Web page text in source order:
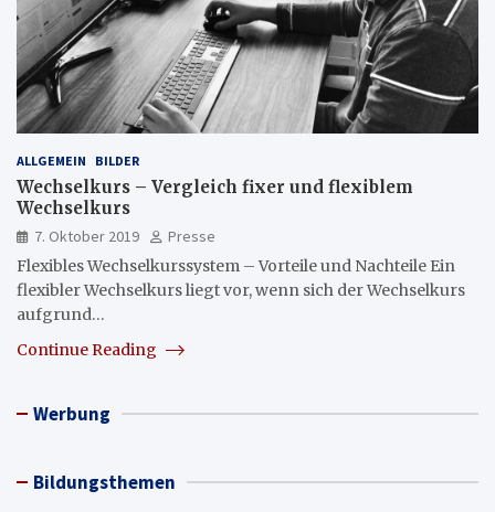
ALLGEMEIN BILDER
Wechselkurs – Vergleich fixer und flexiblem
Wechselkurs
7. Oktober 2019
Presse
Flexibles Wechselkurssystem – Vorteile und Nachteile Ein
flexibler Wechselkurs liegt vor, wenn sich der Wechselkurs
aufgrund…
Continue Reading
Werbung
Bildungsthemen